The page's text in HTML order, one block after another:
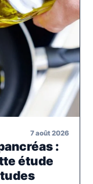
7 août 2026
:
étude